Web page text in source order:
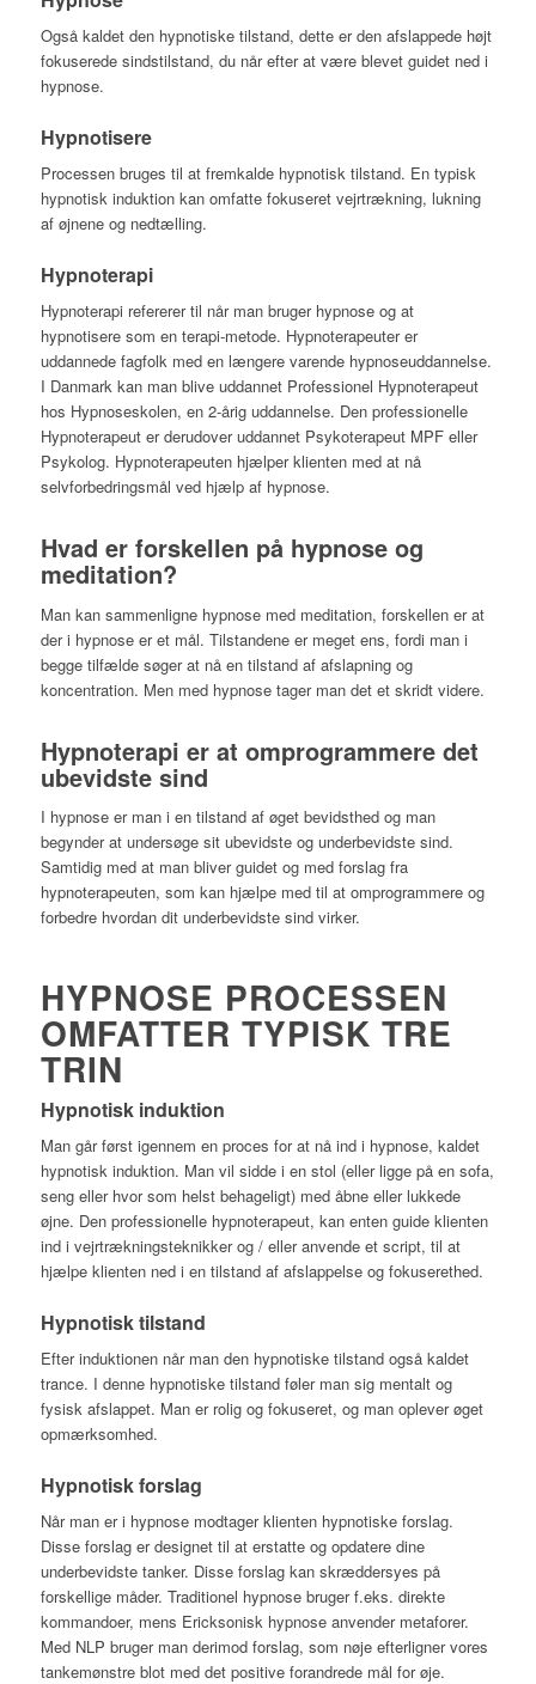
Også kaldet den hypnotiske tilstand, dette er den afslappede højt
fokuserede sindstilstand, du når efter at være blevet guidet ned i
hypnose.
Hypnotisere
Processen bruges til at fremkalde hypnotisk tilstand. En typisk
hypnotisk induktion kan omfatte fokuseret vejrtrækning, lukning
af øjnene og nedtælling.
Hypnoterapi
Hypnoterapi refererer til når man bruger hypnose og at
hypnotisere som en terapi-metode. Hypnoterapeuter er
uddannede fagfolk med en længere varende hypnoseuddannelse.
I Danmark kan man blive uddannet Professionel Hypnoterapeut
hos Hypnoseskolen, en 2-årig uddannelse. Den professionelle
Hypnoterapeut er derudover uddannet Psykoterapeut MPF eller
Psykolog. Hypnoterapeuten hjælper klienten med at nå
selvforbedringsmål ved hjælp af hypnose.
Hvad er forskellen på hypnose og
meditation?
Man kan sammenligne hypnose med meditation, forskellen er at
der i hypnose er et mål. Tilstandene er meget ens, fordi man i
begge tilfælde søger at nå en tilstand af afslapning og
koncentration. Men med hypnose tager man det et skridt videre.
Hypnoterapi er at omprogrammere det
ubevidste sind
I hypnose er man i en tilstand af øget bevidsthed og man
begynder at undersøge sit ubevidste og underbevidste sind.
Samtidig med at man bliver guidet og med forslag fra
hypnoterapeuten, som kan hjælpe med til at omprogrammere og
forbedre hvordan dit underbevidste sind virker.
HYPNOSE PROCESSEN
OMFATTER TYPISK TRE
TRIN
Hypnotisk induktion
Man går først igennem en proces for at nå ind i hypnose, kaldet
hypnotisk induktion. Man vil sidde i en stol (eller ligge på en sofa,
seng eller hvor som helst behageligt) med åbne eller lukkede
øjne. Den professionelle hypnoterapeut, kan enten guide klienten
ind i vejrtrækningsteknikker og / eller anvende et script, til at
hjælpe klienten ned i en tilstand af afslappelse og fokuserethed.
Hypnotisk tilstand
Efter induktionen når man den hypnotiske tilstand også kaldet
trance. I denne hypnotiske tilstand føler man sig mentalt og
fysisk afslappet. Man er rolig og fokuseret, og man oplever øget
opmærksomhed.
Hypnotisk forslag
Når man er i hypnose modtager klienten hypnotiske forslag.
Disse forslag er designet til at erstatte og opdatere dine
underbevidste tanker. Disse forslag kan skræddersyes på
forskellige måder. Traditionel hypnose bruger f.eks. direkte
kommandoer, mens Ericksonisk hypnose anvender metaforer.
Med NLP bruger man derimod forslag, som nøje efterligner vores
tankemønstre blot med det positive forandrede mål for øje.